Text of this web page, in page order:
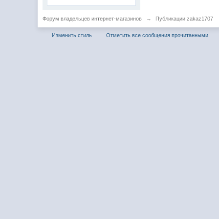
Форум владельцев интернет-магазинов → Публикации zakaz1707
Изменить стиль Отметить все сообщения прочитанными